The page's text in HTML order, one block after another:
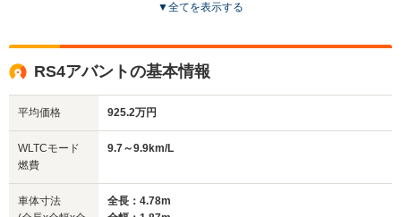
サイズ
(全長x全幅x全高)
1.41m～1.42m
全幅
1.83m
5ドア
▼全てを表示する
RS4アバントの基本情報
平均価格 925.2万円
WLTCモード
燃費
9.7～9.9km/L
車体寸法
全長：4.78m